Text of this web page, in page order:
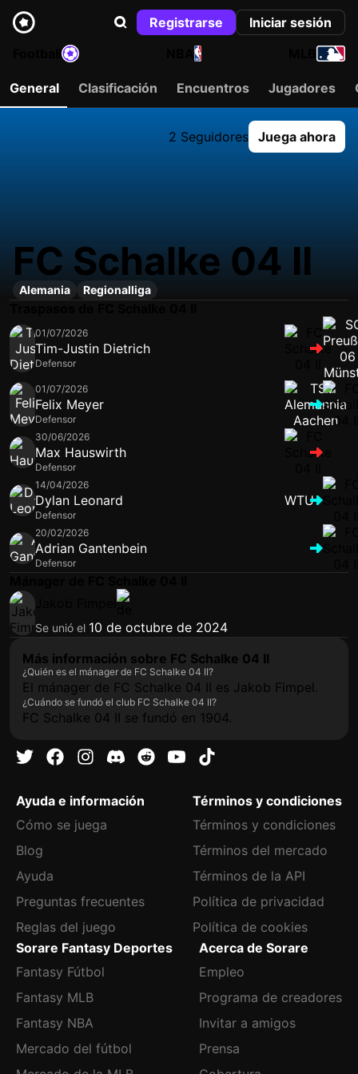
Registrarse
Iniciar sesión
NBA
General Clasificación Encuentros Jugadores
2 Seguidores Juega ahora
FC Schalke 04 II
Alemania Regionalliga
01/07/2026
Tim-Justin Dietrich
Defensor
01/07/2026
Felix Meyer
Defensor
30/06/2026
Max Hauswirth
Defensor
14/04/2026
Dylan Leonard
Defensor
WTU
20/02/2026
Adrian Gantenbein
Defensor
Se unió el 10 de octubre de 2024
Más información sobre FC Schalke 04 II
¿Quién es el mánager de FC Schalke 04 II?
El mánager de FC Schalke 04 II es Jakob Fimpel.
¿Cuándo se fundó el club FC Schalke 04 II?
FC Schalke 04 II se fundó en 1904.
Ayuda e información
Cómo se juega
Blog
Ayuda
Preguntas frecuentes
Reglas del juego
Términos y condiciones
Términos y condiciones
Términos del mercado
Términos de la API
Política de privacidad
Política de cookies
Sorare Fantasy Deportes
Fantasy Fútbol
Fantasy MLB
Fantasy NBA
Mercado del fútbol
Acerca de Sorare
Empleo
Programa de creadores
Invitar a amigos
Prensa